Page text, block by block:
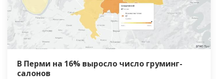
В Перми на 16% выросло число груминг-
салонов